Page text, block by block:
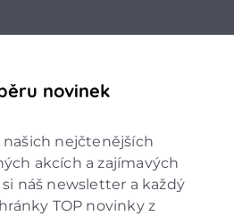
novinek
nejčtenějších
akcích a zajímavých
náš newsletter a každý
TOP novinky z